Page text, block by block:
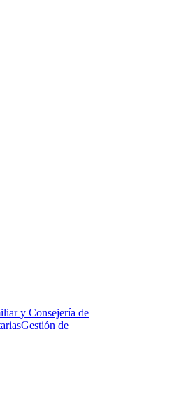
y Consejería de
Gestión de